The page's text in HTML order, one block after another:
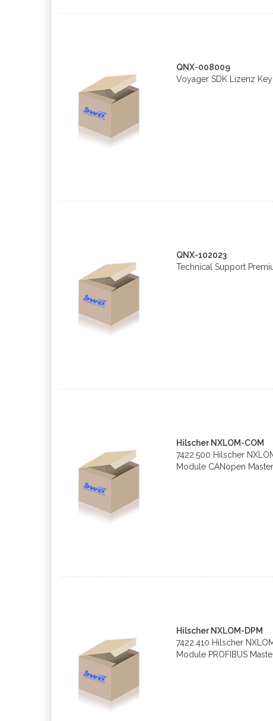
QNX-008009
Voyager SDK Lizenz
QNX-102023
Technical Support
Hilscher NXLOM-COM
7422.500 Hilscher
Module CANopen Master
Hilscher NXLOM-DPM
7422.410 Hilscher
Module PROFIBUS